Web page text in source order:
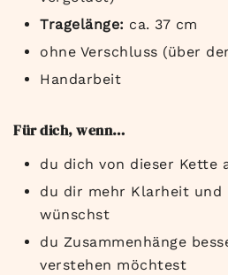
Tragelänge: ca. 37 cm
ohne Verschluss (über
Handarbeit
Für dich, wenn…
du dich von dieser Kette
du dir mehr Klarheit und
wünschst
du Zusammenhänge
verstehen möchtest